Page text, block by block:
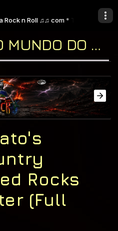
n Roll ♫♫ com * Tio Cosme
WEB RADIO NO MUNDO DO ROCK "A CASA DO CLASSIC ROCK & DO BLUES"
Rocks
(Full